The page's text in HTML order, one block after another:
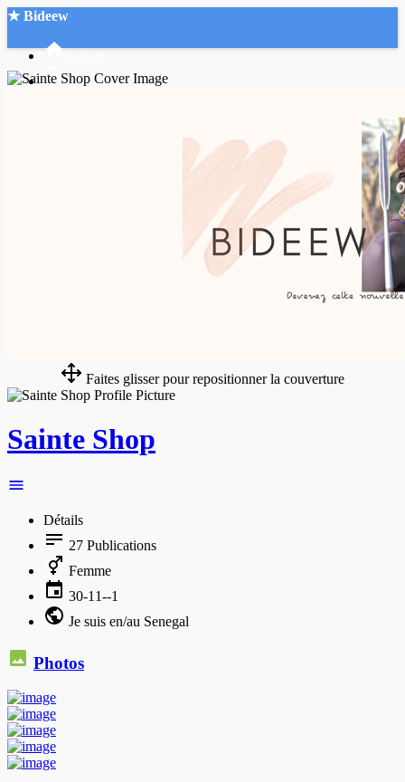
★ Bideew
Faites glisser pour repositionner la couverture
Sainte Shop
Détails
27 Publications
Femme
30-11--1
Je suis en/au Senegal
Photos